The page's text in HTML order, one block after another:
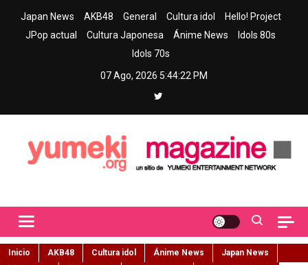
Japan News AKB48 General Cultura idol
Hello! Project
JPop actual
Cultura Japonesa Ánime News
Idols 80s
Idols 70s
07 Ago, 2026 5:44:23 PM
Inicio AKB48 Cultura idol Ánime News
Japan News